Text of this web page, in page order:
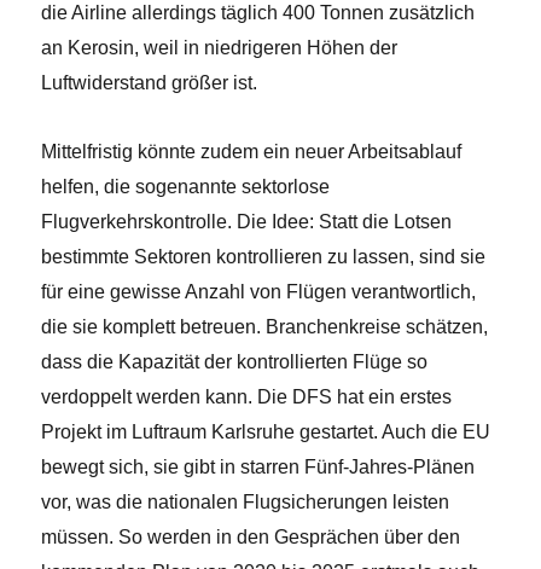
die Airline allerdings täglich 400 Tonnen zusätzlich
an Kerosin, weil in niedrigeren Höhen der
Luftwiderstand größer ist.
Mittelfristig könnte zudem ein neuer Arbeitsablauf
helfen, die sogenannte sektorlose
Flugverkehrskontrolle. Die Idee: Statt die Lotsen
bestimmte Sektoren kontrollieren zu lassen, sind sie
für eine gewisse Anzahl von Flügen verantwortlich,
die sie komplett betreuen. Branchenkreise schätzen,
dass die Kapazität der kontrollierten Flüge so
verdoppelt werden kann. Die DFS hat ein erstes
Projekt im Luftraum Karlsruhe gestartet. Auch die EU
bewegt sich, sie gibt in starren Fünf-Jahres-Plänen
vor, was die nationalen Flugsicherungen leisten
müssen. So werden in den Gesprächen über den